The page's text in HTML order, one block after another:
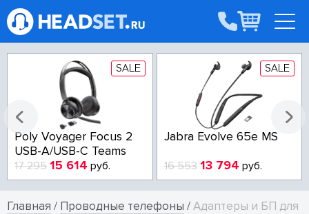
SALE
Poly Voyager Focus 2
USB-A/USB-C Teams
17 295 15 614 руб.
SALE
Jabra Evolve 65e MS
16 553 13 794 руб.
Главная / Проводные телефоны /Адаптеры и БП для